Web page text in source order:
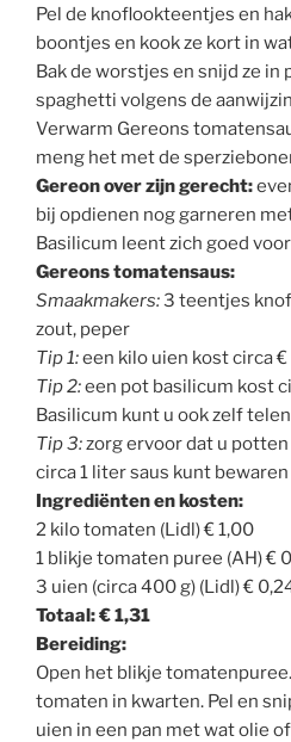
Pel de knoflookteentjes en
boontjes en kook ze kort in
Bak de worstjes en snijd ze in
spaghetti volgens de
Verwarm Gereons
meng het met de
Gereon over zijn gerecht:
bij opdienen nog garneren
Basilicum leent zich goed
Gereons tomatensaus:
Smaakmakers:3 teentjes
zout, peper
Tip 1:een kilo uien kost circa
Tip 2:een pot basilicum kost
Basilicum kunt u ook zelf telen
Tip 3:zorg ervoor dat u
circa 1 liter saus kunt bewaren
Ingrediënten en kosten:
2 kilo tomaten (Lidl) € 1,00
1 blikje tomaten puree (AH) €
3 uien (circa 400 g) (Lidl) €
Totaal: € 1,31
Bereiding:
Open het blikje
tomaten in kwarten. Pel en
uien in een pan met wat olie